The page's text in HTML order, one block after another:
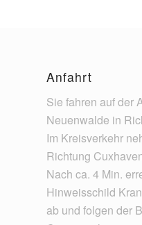
Anfahrt
Sie fahren auf der
Neuenwalde in
Im Kreisverkehr
Richtung
Nach ca. 4 Min.
Hinweisschild
ab und folgen der